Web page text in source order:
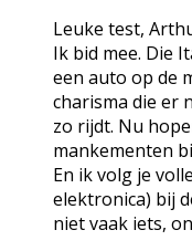
Leuke test,
Ik bid mee. Die
een auto op de
charisma die er
zo rijdt. Nu
mankementen
En ik volg je
elektronica) bij
niet vaak iets,